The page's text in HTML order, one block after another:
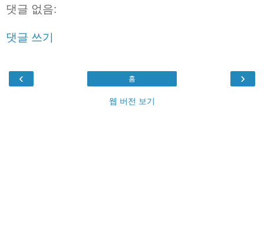
댓글 없음:
댓글 쓰기
‹ ›
홈
웹 버전 보기